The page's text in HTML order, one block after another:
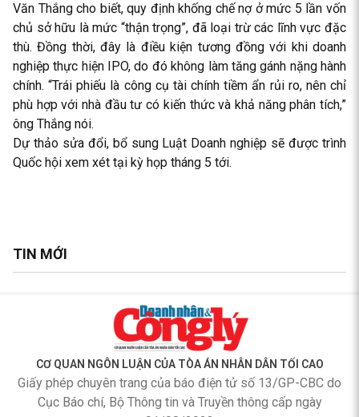
Văn Thắng cho biết, quy định khống chế nợ ở mức 5 lần vốn
chủ sở hữu là mức “thận trọng”, đã loại trừ các lĩnh vực đặc
thù. Đồng thời, đây là điều kiện tương đồng với khi doanh
nghiệp thực hiện IPO, do đó không làm tăng gánh nặng hành
chính. “Trái phiếu là công cụ tài chính tiềm ẩn rủi ro, nên chỉ
phù hợp với nhà đầu tư có kiến thức và khả năng phân tích,”
ông Thắng nói.
Dự thảo sửa đổi, bổ sung Luật Doanh nghiệp sẽ được trình
Quốc hội xem xét tại kỳ họp tháng 5 tới.
TIN MỚI
CƠ QUAN NGÔN LUẬN CỦA TÒA ÁN NHÂN DÂN TỐI CAO
Giấy phép chuyên trang của báo điện tử số 13/GP-CBC do
Cục Báo chí, Bộ Thông tin và Truyền thông cấp ngày